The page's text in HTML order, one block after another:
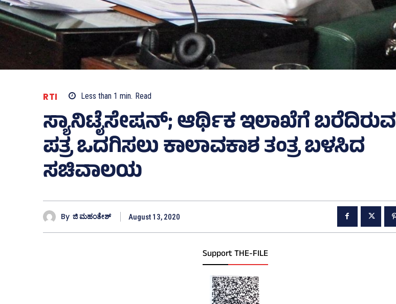
RTI Less than 1 min. Read
ಸ್ಯಾನಿಟೈಸೇಷನ್‌; ಆರ್ಥಿಕ ಇಲಾಖೆಗೆ ಬರೆದಿರುವ
ಪತ್ರ ಒದಗಿಸಲು ಕಾಲಾವಕಾಶ ತಂತ್ರ ಬಳಸಿದ
ಸಚಿವಾಲಯ
By ಜಿ ಮಹಂತೇಶ್ August 13, 2020
Support THE-FILE